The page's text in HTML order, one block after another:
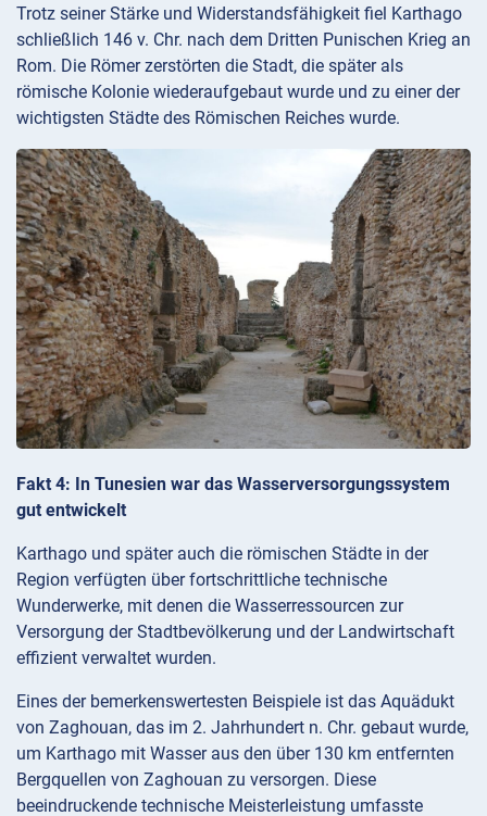
Trotz seiner Stärke und Widerstandsfähigkeit fiel Karthago
schließlich 146 v. Chr. nach dem Dritten Punischen Krieg an
Rom. Die Römer zerstörten die Stadt, die später als
römische Kolonie wiederaufgebaut wurde und zu einer der
wichtigsten Städte des Römischen Reiches wurde.
Fakt 4: In Tunesien war das Wasserversorgungssystem
gut entwickelt
Karthago und später auch die römischen Städte in der
Region verfügten über fortschrittliche technische
Wunderwerke, mit denen die Wasserressourcen zur
Versorgung der Stadtbevölkerung und der Landwirtschaft
effizient verwaltet wurden.
Eines der bemerkenswertesten Beispiele ist das Aquädukt
von Zaghouan, das im 2. Jahrhundert n. Chr. gebaut wurde,
um Karthago mit Wasser aus den über 130 km entfernten
Bergquellen von Zaghouan zu versorgen. Diese
beeindruckende technische Meisterleistung umfasste